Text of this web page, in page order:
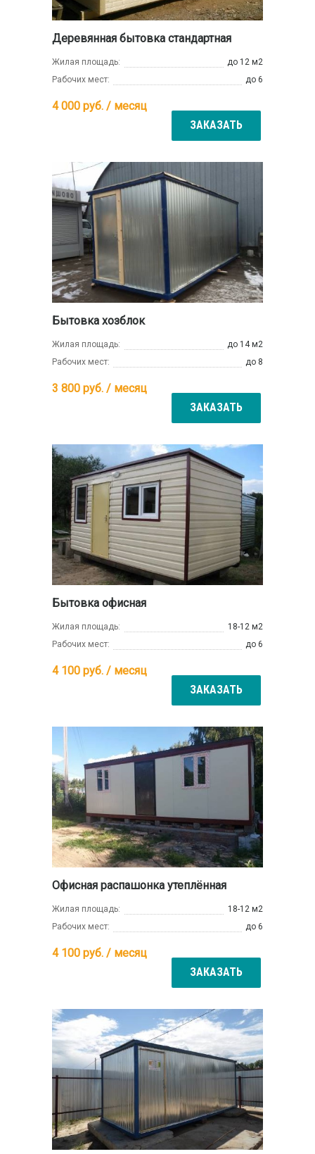
Деревянная бытовка стандартная
Жилая площадь:
до 12 м2
Рабочих мест:
до 6
4 000 руб. / месяц
ЗАКАЗАТЬ
Бытовка хозблок
Жилая площадь:
до 14 м2
Рабочих мест:
до 8
3 800 руб. / месяц
ЗАКАЗАТЬ
Бытовка офисная
Жилая площадь:
18-12 м2
Рабочих мест:
до 6
4 100 руб. / месяц
ЗАКАЗАТЬ
Офисная распашонка утеплённая
Жилая площадь:
18-12 м2
Рабочих мест:
до 6
4 100 руб. / месяц
ЗАКАЗАТЬ